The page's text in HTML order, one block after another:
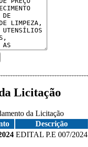
Licitação
da Licitação
Descrição
EDITAL P.E 007/2024